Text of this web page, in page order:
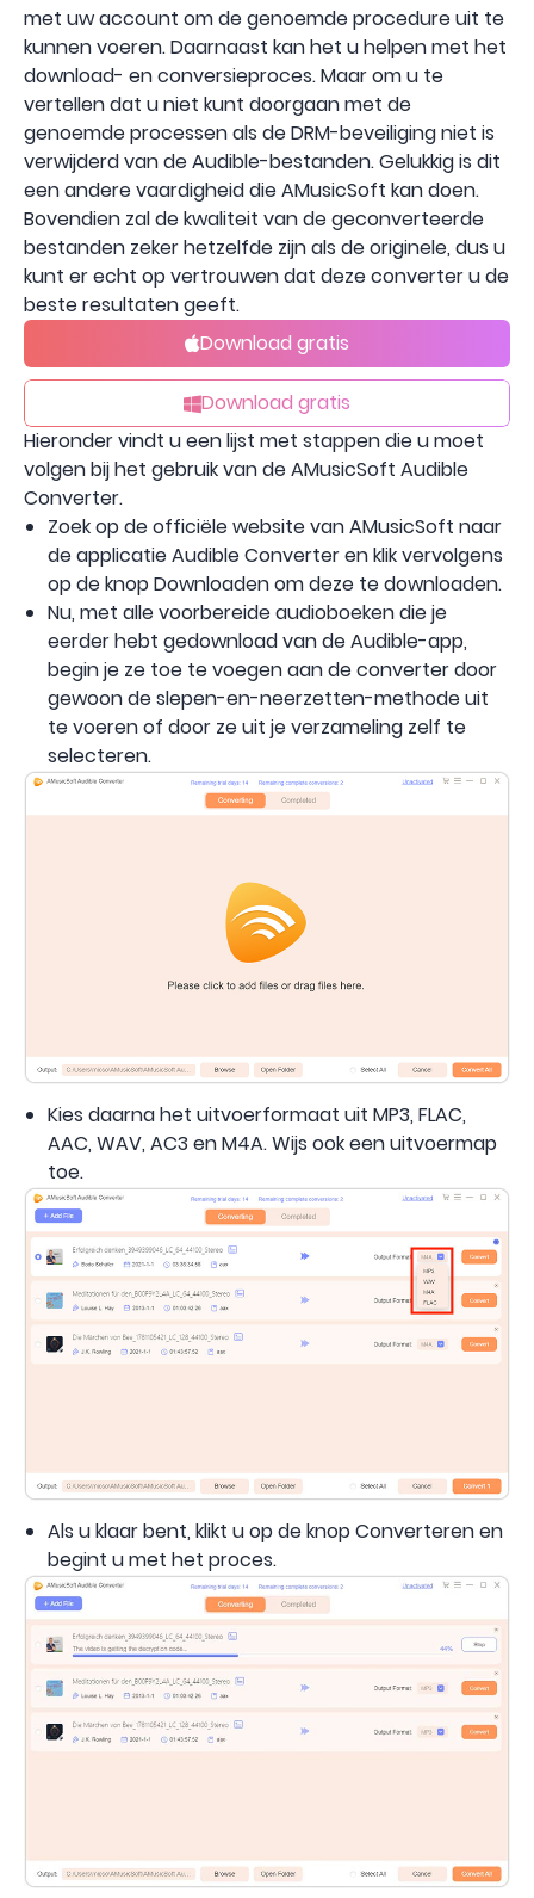
met uw account om de genoemde procedure uit te
kunnen voeren. Daarnaast kan het u helpen met het
download- en conversieproces. Maar om u te
vertellen dat u niet kunt doorgaan met de
genoemde processen als de DRM-beveiliging niet is
verwijderd van de Audible-bestanden. Gelukkig is dit
een andere vaardigheid die AMusicSoft kan doen.
Bovendien zal de kwaliteit van de geconverteerde
bestanden zeker hetzelfde zijn als de originele, dus u
kunt er echt op vertrouwen dat deze converter u de
beste resultaten geeft.
Download gratis
Download gratis
Hieronder vindt u een lijst met stappen die u moet
volgen bij het gebruik van de AMusicSoft Audible
Converter.
Zoek op de officiële website van AMusicSoft naar
de applicatie Audible Converter en klik vervolgens
op de knop Downloaden om deze te downloaden.
Nu, met alle voorbereide audioboeken die je
eerder hebt gedownload van de Audible-app,
begin je ze toe te voegen aan de converter door
gewoon de slepen-en-neerzetten-methode uit
te voeren of door ze uit je verzameling zelf te
selecteren.
Kies daarna het uitvoerformaat uit MP3, FLAC,
AAC, WAV, AC3 en M4A. Wijs ook een uitvoermap
toe.
Als u klaar bent, klikt u op de knop Converteren en
begint u met het proces.